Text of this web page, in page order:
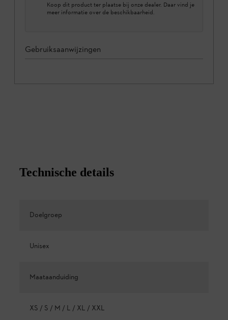
Koop dit product ter plaatse bij onze dealer. Daar vind je
meer informatie over de beschikbaarheid.
Gebruiksaanwijzingen
Technische details
Doelgroep
Unisex
Maataanduiding
XS / S / M / L / XL / XXL